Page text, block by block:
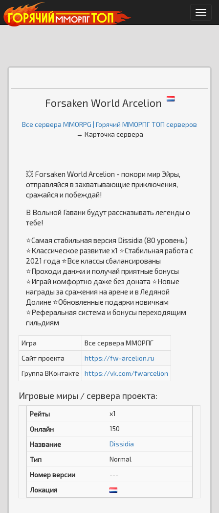
Меню
Forsaken World Arcelion
Все сервера MMORPG | Горячий ММОРПГ ТОП серверов
→ Карточка сервера
💥 Forsaken World Arcelion - покори мир Эйры,
отправляйся в захватывающие приключения,
сражайся и побеждай!
В Вольной Гавани будут рассказывать легенды о
тебе!
⭐Самая стабильная версия Dissidia (80 уровень)
⭐Классическое развитие х1 ⭐Стабильная работа с
2021 года ⭐Все классы сбалансированы
⭐Проходи данжи и получай приятные бонусы
⭐Играй комфортно даже без доната ⭐Новые
награды за сражения на арене и в Ледяной
Долине ⭐Обновленные подарки новичкам
⭐Реферальная система и бонусы переходящим
гильдиям
Игра
Все сервера ММОРПГ
Сайт проекта
https://fw-arcelion.ru
Группа ВКонтакте
https://vk.com/fwarcelion
Игровые миры / сервера проекта:
x1
150
Dissidia
Normal
---